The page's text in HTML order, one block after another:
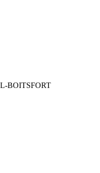
BOITSFORT